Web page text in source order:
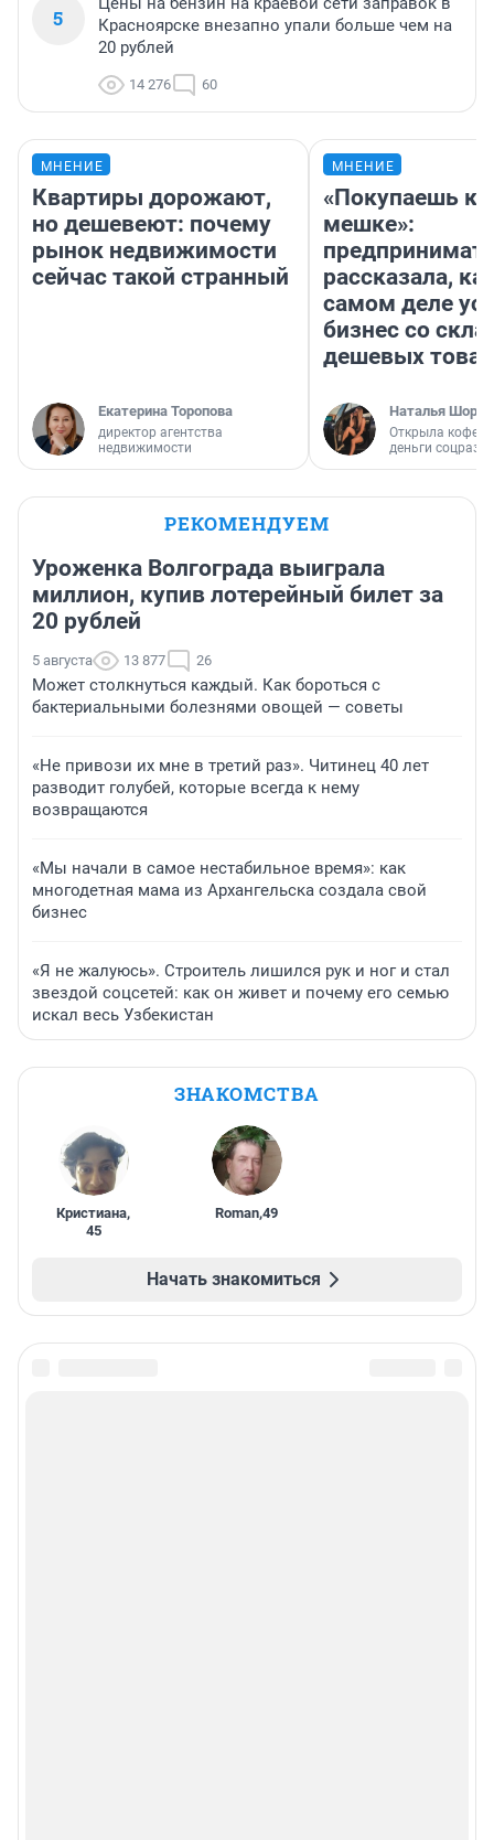
5
Красноярске внезапно упали больше чем на
20 рублей
14 276 60
МНЕНИЕ
Квартиры дорожают,
но дешевеют: почему
рынок недвижимости
сейчас такой странный
Екатерина Торопова
директор агентства
недвижимости
МНЕНИЕ
«Покупаешь
мешке»:
рассказала,
самом деле
бизнес со
дешевых
Наталья
Открыла
деньги
РЕКОМЕНДУЕМ
Уроженка Волгограда выиграла
миллион, купив лотерейный билет за
20 рублей
5 августа 13 877 26
Может столкнуться каждый. Как бороться с
бактериальными болезнями овощей — советы
«Не привози их мне в третий раз». Читинец 40 лет
разводит голубей, которые всегда к нему
возвращаются
«Мы начали в самое нестабильное время»: как
многодетная мама из Архангельска создала свой
бизнес
«Я не жалуюсь». Строитель лишился рук и ног и стал
звездой соцсетей: как он живет и почему его семью
искал весь Узбекистан
ЗНАКОМСТВА
Кристиана,
45
Roman,49
Начать знакомиться